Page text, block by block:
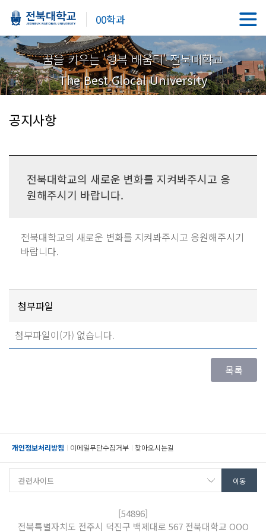
00학과
꿈을 키우는 '행복 배움터' 전북대학교
The Best Glocal University
공지사항
전북대학교의 새로운 변화를 지켜봐주시고 응
원해주시기 바랍니다.
전북대학교의 새로운 변화를 지켜봐주시고 응원해주시기
바랍니다.
첨부파일
첨부파일이(가) 없습니다.
개인정보처리방침 이메일무단수집거부 찾아오시는길
[54896]
전북특별자치도 전주시 덕진구 백제대로 567 전북대학교 OOO